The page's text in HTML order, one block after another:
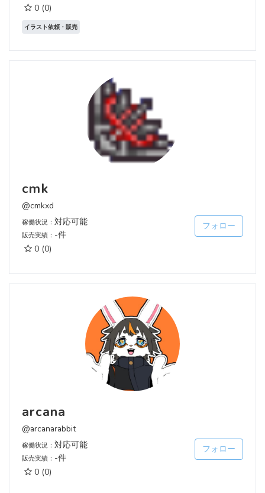
0 (0)
イラスト依頼・販売
cmk
@cmkxd
稼働状況： 対応可能
販売実績： -件
0 (0)
フォロー
arcana
@arcanarabbit
稼働状況： 対応可能
販売実績： -件
0 (0)
フォロー